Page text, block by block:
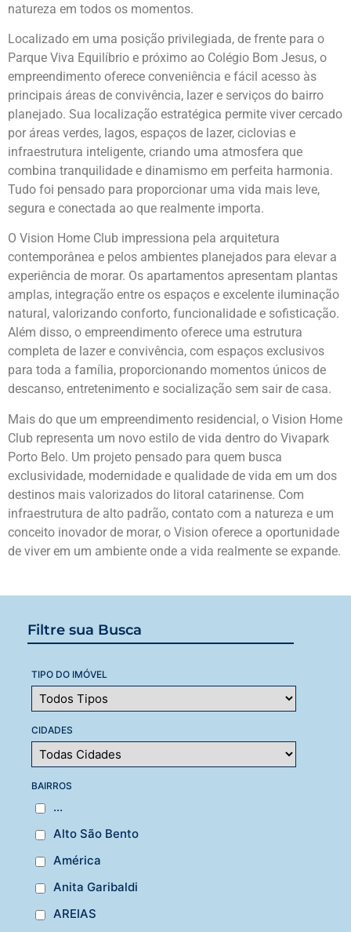
Filtre sua Busca
TIPO DO IMÓVEL
CIDADES
BAIRROS
...
Alto São Bento
América
Anita Garibaldi
AREIAS
natureza em todos os momentos.
Localizado em uma posição privilegiada, de frente para o
Parque Viva Equilíbrio e próximo ao Colégio Bom Jesus, o
empreendimento oferece conveniência e fácil acesso às
principais áreas de convivência, lazer e serviços do bairro
planejado. Sua localização estratégica permite viver cercado
por áreas verdes, lagos, espaços de lazer, ciclovias e
infraestrutura inteligente, criando uma atmosfera que
combina tranquilidade e dinamismo em perfeita harmonia.
Tudo foi pensado para proporcionar uma vida mais leve,
segura e conectada ao que realmente importa.
O Vision Home Club impressiona pela arquitetura
contemporânea e pelos ambientes planejados para elevar a
experiência de morar. Os apartamentos apresentam plantas
amplas, integração entre os espaços e excelente iluminação
natural, valorizando conforto, funcionalidade e sofisticação.
Além disso, o empreendimento oferece uma estrutura
completa de lazer e convivência, com espaços exclusivos
para toda a família, proporcionando momentos únicos de
descanso, entretenimento e socialização sem sair de casa.
Mais do que um empreendimento residencial, o Vision Home
Club representa um novo estilo de vida dentro do Vivapark
Porto Belo. Um projeto pensado para quem busca
exclusividade, modernidade e qualidade de vida em um dos
destinos mais valorizados do litoral catarinense. Com
infraestrutura de alto padrão, contato com a natureza e um
conceito inovador de morar, o Vision oferece a oportunidade
de viver em um ambiente onde a vida realmente se expande.